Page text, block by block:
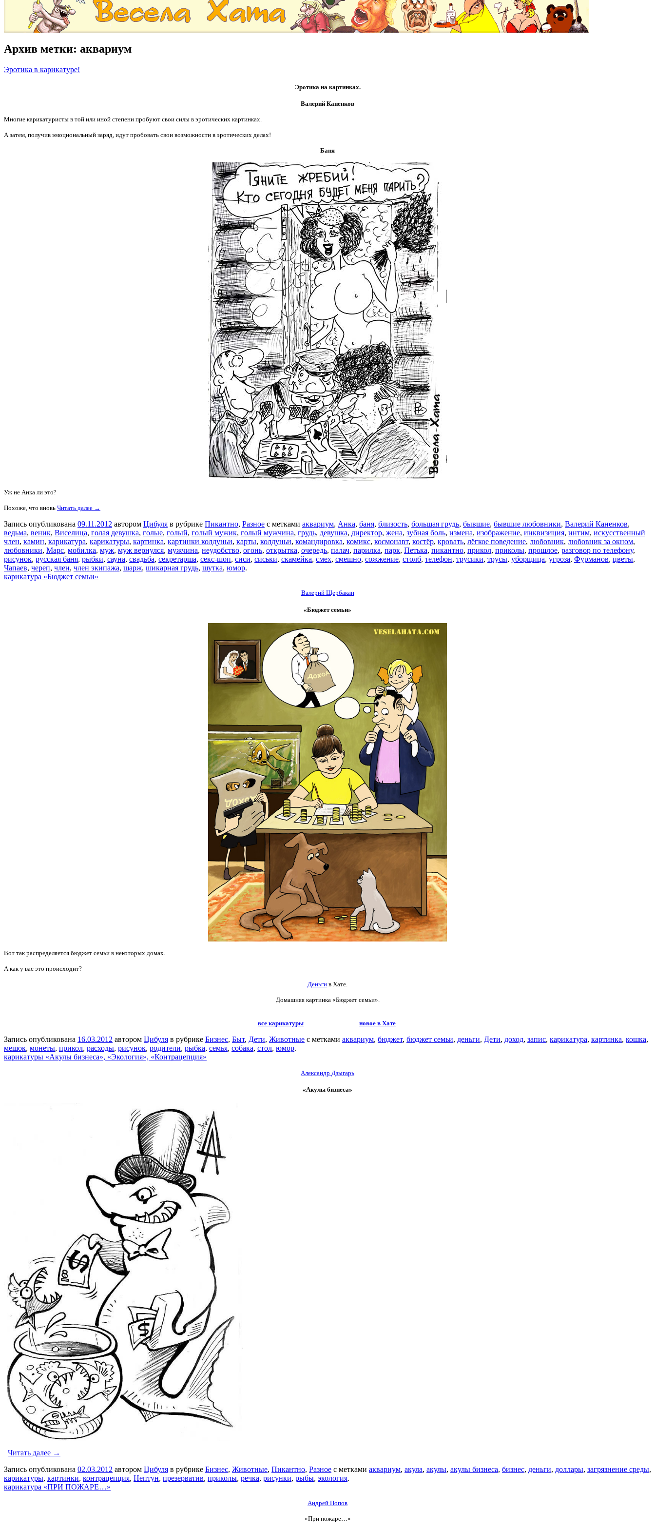
Архив метки: аквариум
Эротика в карикатуре!
Эротика на картинках.
Валерий Каненков
Многие карикатуристы в той или иной степени пробуют свои силы в эротических картинках.
А затем, получив эмоциональный заряд, идут пробовать свои возможности в эротических делах!
Баня
Уж не Анка ли это?
Похоже, что вновь Читать далее →
Запись опубликована 09.11.2012 автором Цибуля в рубрике Пикантно, Разное с метками аквариум, Анка, баня, близость, большая грудь, бывшие, бывшие любовники, Валерий Каненков,
ведьма, веник, Виселица, голая девушка, голые, голый, голый мужик, голый мужчина, грудь, девушка, директор, жена, зубная боль, измена, изображение, инквизиция, интим, искусственный
член, камин, карикатура, карикатуры, картинка, картинки колдуньи, карты, колдуньи, командировка, комикс, космонавт, костёр, кровать, лёгкое поведение, любовник, любовник за окном,
любовники, Марс, мобилка, муж, муж вернулся, мужчина, неудобство, огонь, открытка, очередь, палач, парилка, парк, Петька, пикантно, прикол, приколы, прошлое, разговор по телефону,
рисунок, русская баня, рыбки, сауна, свадьба, секретарша, секс-шоп, сиси, сиськи, скамейка, смех, смешно, сожжение, столб, телефон, трусики, трусы, уборщица, угроза, Фурманов, цветы,
Чапаев, череп, член, член экипажа, шарж, шикарная грудь, шутка, юмор.
карикатура «Бюджет семьи»
Валерий Щербакан
«Бюджет семьи»
Вот так распределяется бюджет семьи в некоторых домах.
А как у вас это происходит?
Деньги в Хате.
Домашняя картинка «Бюджет семьи».
все карикатуры новое в Хате
Запись опубликована 16.03.2012 автором Цибуля в рубрике Бизнес, Быт, Дети, Животные с метками аквариум, бюджет, бюджет семьи, деньги, Дети, доход, запис, карикатура, картинка, кошка,
мешок, монеты, прикол, расходы, рисунок, родители, рыбка, семья, собака, стол, юмор.
карикатуры «Акулы бизнеса», «Экология», «Контрацепция»
Александр Дзыгарь
«Акулы бизнеса»
Читать далее →
Запись опубликована 02.03.2012 автором Цибуля в рубрике Бизнес, Животные, Пикантно, Разное с метками аквариум, акула, акулы, акулы бизнеса, бизнес, деньги, доллары, загрязнение среды,
карикатуры, картинки, контрацепция, Нептун, презерватив, приколы, речка, рисунки, рыбы, экология.
карикатура «ПРИ ПОЖАРЕ…»
Андрей Попов
«При пожаре…»